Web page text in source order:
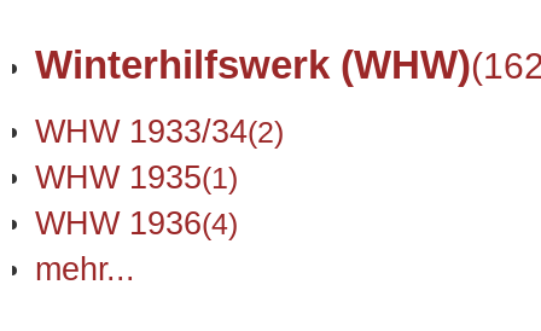
Winterhilfswerk (WHW)
WHW 1933/34(2)
WHW 1935(1)
WHW 1936(4)
mehr...